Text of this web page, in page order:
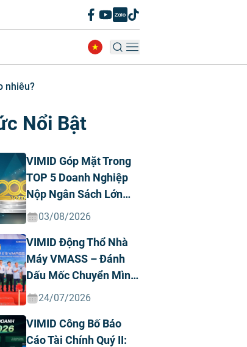
nhiêu?
Nổi Bật
VIMID Góp Mặt Trong
TOP 5 Doanh Nghiệp
Nộp Ngân Sách Lớn
Nhất Việt Nam Năm
Nhân
03/08/2026
VIMID Động Thổ Nhà
Máy VMASS – Đánh
Dấu Mốc Chuyển Mình
Chiến Lược
24/07/2026
VIMID Công Bố Báo
Cáo Tài Chính Quý II: